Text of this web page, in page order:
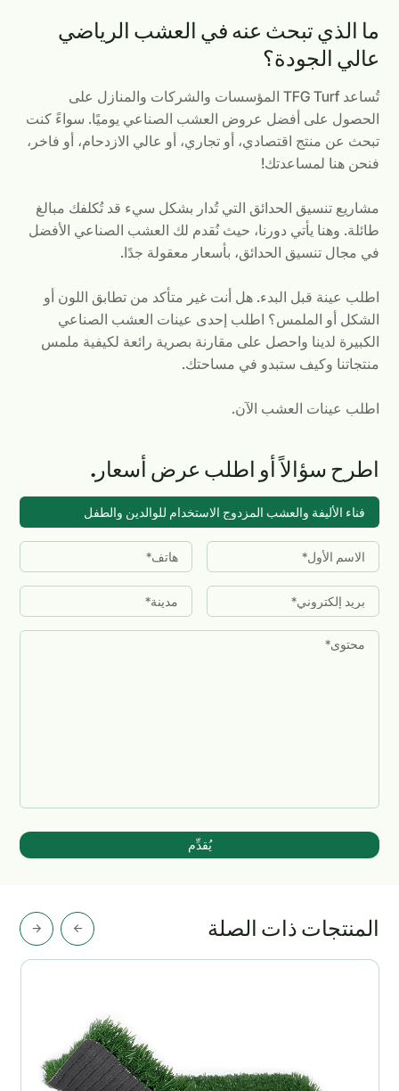
ما الذي تبحث عنه في العشب الرياضي
عالي الجودة؟
تُساعد TFG Turf المؤسسات والشركات والمنازل على
الحصول على أفضل عروض العشب الصناعي يوميًا. سواءً كنت
تبحث عن منتج اقتصادي، أو تجاري، أو عالي الازدحام، أو فاخر،
فنحن هنا لمساعدتك!
مشاريع تنسيق الحدائق التي تُدار بشكل سيء قد تُكلفك مبالغ
طائلة. وهنا يأتي دورنا، حيث نُقدم لك العشب الصناعي الأفضل
في مجال تنسيق الحدائق، بأسعار معقولة جدًا.
اطلب عينة قبل البدء. هل أنت غير متأكد من تطابق اللون أو
الشكل أو الملمس؟ اطلب إحدى عينات العشب الصناعي
الكبيرة لدينا واحصل على مقارنة بصرية رائعة لكيفية ملمس
منتجاتنا وكيف ستبدو في مساحتك.
اطلب عينات العشب الآن.
اطرح سؤالاً أو اطلب عرض أسعار.
يُقدِّم
المنتجات ذات الصلة